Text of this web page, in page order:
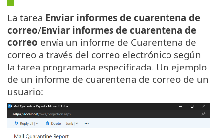
La tarea Enviar informes de cuarentena de
correo/Enviar informes de cuarentena de
correo envía un informe de Cuarentena de
correo a través del correo electrónico según
la tarea programada especificada. Un ejemplo
de un informe de cuarentena de correo de un
usuario: